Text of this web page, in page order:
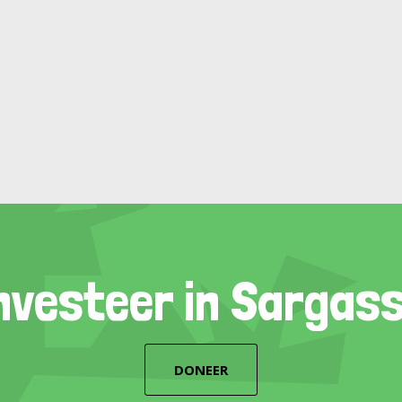
in
DONEER